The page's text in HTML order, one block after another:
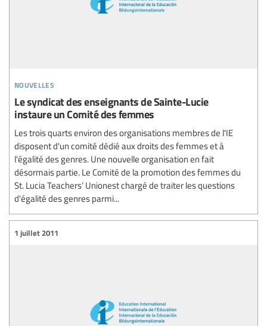
nouvelles
Le syndicat des enseignants de Sainte-Lucie
instaure un Comité des femmes
Les trois quarts environ des organisations membres de l'IE
disposent d'un comité dédié aux droits des femmes et à
l'égalité des genres. Une nouvelle organisation en fait
désormais partie. Le Comité de la promotion des femmes du
St. Lucia Teachers’ Unionest chargé de traiter les questions
d'égalité des genres parmi...
1 juillet 2011